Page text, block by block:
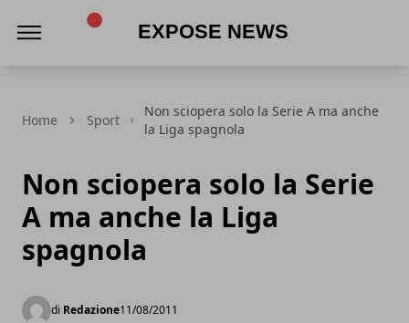
Home Sport
Non sciopera solo la Serie A ma anche
la Liga spagnola
Non sciopera solo la Serie
A ma anche la Liga
spagnola
di Redazione11/08/2011